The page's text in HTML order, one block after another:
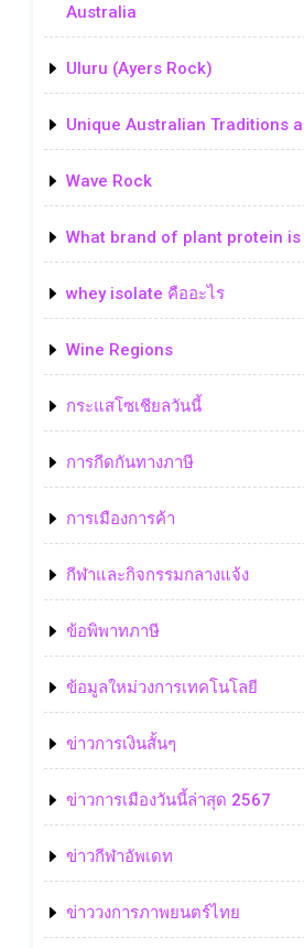
Australia
Uluru (Ayers Rock)
Unique Australian Traditions
Wave Rock
What brand of plant protein is
whey isolate คืออะไร
Wine Regions
กระแสโซเชียลวันนี้
การกีดกันทางภาษี
การเมืองการค้า
กีฬาและกิจกรรมกลางแจ้ง
ข้อพิพาทภาษี
ข้อมูลใหม่วงการเทคโนโลยี
ข่าวการเงินสั้นๆ
ข่าวการเมืองวันนี้ล่าสุด 2567
ข่าวกีฬาอัพเดท
ข่าววงการภาพยนตร์ไทย